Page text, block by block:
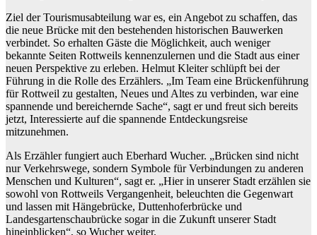
Ziel der Tourismusabteilung war es, ein Angebot zu schaffen, das
die neue Brücke mit den bestehenden historischen Bauwerken
verbindet. So erhalten Gäste die Möglichkeit, auch weniger
bekannte Seiten Rottweils kennenzulernen und die Stadt aus einer
neuen Perspektive zu erleben. Helmut Kleiter schlüpft bei der
Führung in die Rolle des Erzählers. „Im Team eine Brückenführung
für Rottweil zu gestalten, Neues und Altes zu verbinden, war eine
spannende und bereichernde Sache“, sagt er und freut sich bereits
jetzt, Interessierte auf die spannende Entdeckungsreise
mitzunehmen.
Als Erzähler fungiert auch Eberhard Wucher. „Brücken sind nicht
nur Verkehrswege, sondern Symbole für Verbindungen zu anderen
Menschen und Kulturen“, sagt er. „Hier in unserer Stadt erzählen sie
sowohl von Rottweils Vergangenheit, beleuchten die Gegenwart
und lassen mit Hängebrücke, Duttenhoferbrücke und
Landesgartenschaubrücke sogar in die Zukunft unserer Stadt
hineinblicken“, so Wucher weiter.